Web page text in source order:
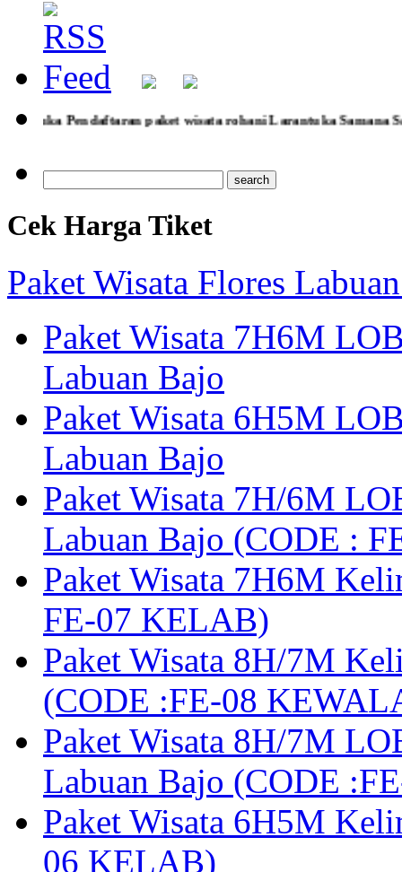
wisata rohani Larantuka Samana Santa 2025, pendaftaran
Cek Harga Tiket
Paket Wisata Flores
Paket Wisata 7H6M
Labuan Bajo
Paket Wisata 6H5M
Labuan Bajo
Paket Wisata 7H/6M
Labuan Bajo (CODE :
Paket Wisata 7H6M
FE-07 KELAB)
Paket Wisata 8H/7M
(CODE :FE-08
Paket Wisata 8H/7M
Labuan Bajo (CODE
Paket Wisata 6H5M
06 KELAB)